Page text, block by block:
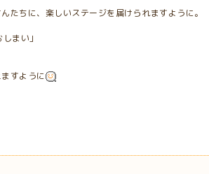
たちに、楽しいステージを届けられますように。
まい」
すように